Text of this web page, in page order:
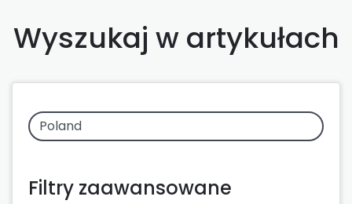
Wyszukaj w artykułach
Filtry zaawansowane